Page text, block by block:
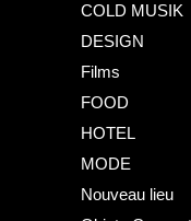
COLD MUSIK
DESIGN
Films
FOOD
HOTEL
MODE
Nouveau lieu